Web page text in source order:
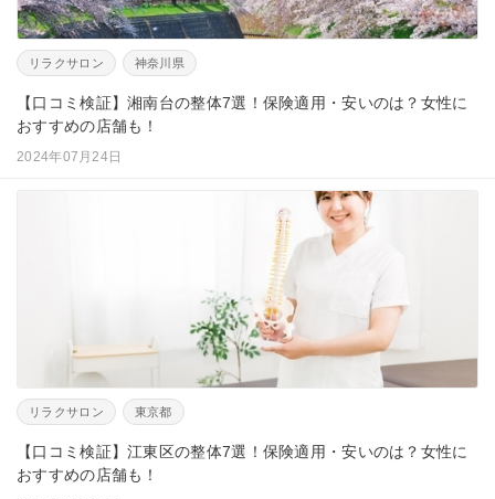
リラクサロン 神奈川県
【口コミ検証】湘南台の整体7選！保険適用・安いのは？女性に
おすすめの店舗も！
2024年07月24日
リラクサロン 東京都
【口コミ検証】江東区の整体7選！保険適用・安いのは？女性に
おすすめの店舗も！